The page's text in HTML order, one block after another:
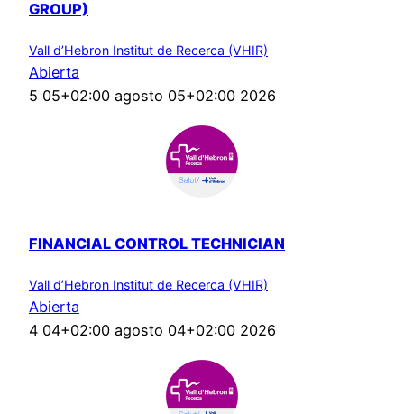
GROUP)
Vall d’Hebron Institut de Recerca (VHIR)
Abierta
5 05+02:00 agosto 05+02:00 2026
FINANCIAL CONTROL TECHNICIAN
Vall d’Hebron Institut de Recerca (VHIR)
Abierta
4 04+02:00 agosto 04+02:00 2026